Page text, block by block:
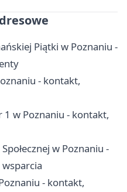
Piątki w Poznaniu -
- kontakt,
w Poznaniu - kontakt,
w Poznaniu -
- kontakt,